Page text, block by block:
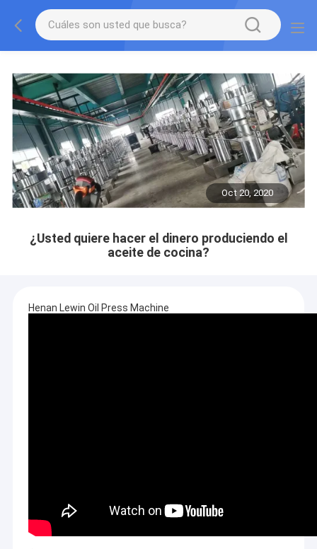
Oct 20, 2020
¿Usted quiere hacer el dinero produciendo el
aceite de cocina?
Henan Lewin Oil Press Machine